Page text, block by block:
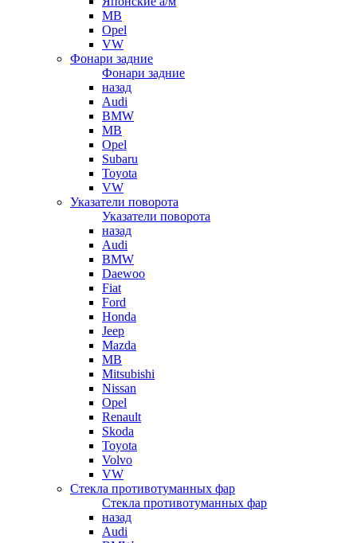
MB
Opel
VW
Фонари задние
Фонари задние
назад
Audi
BMW
MB
Opel
Subaru
Toyota
VW
Указатели поворота
Указатели поворота
назад
Audi
BMW
Daewoo
Fiat
Ford
Honda
Jeep
Mazda
MB
Mitsubishi
Nissan
Opel
Renault
Skoda
Toyota
Volvo
VW
Стекла противотуманных фар
Стекла противотуманных фар
назад
Audi